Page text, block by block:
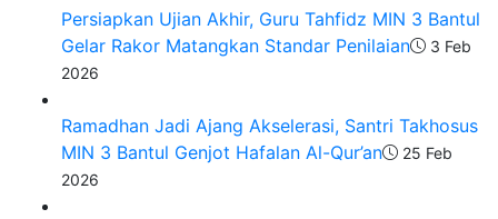
Persiapkan Ujian Akhir, Guru Tahfidz MIN 3 Bantul
Gelar Rakor Matangkan Standar Penilaian
3 Feb
2026
Ramadhan Jadi Ajang Akselerasi, Santri Takhosus
MIN 3 Bantul Genjot Hafalan Al-Qur’an
25 Feb
2026